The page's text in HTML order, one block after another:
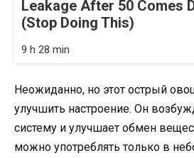
Leakage After 50 Comes
(Stop Doing This)
9 h 28 min
Неожиданно, но этот острый
улучшить настроение. Он
систему и улучшает обмен
можно употреблять только в